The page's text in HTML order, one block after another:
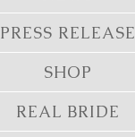
PRESS RELEASE
SHOP
REAL BRIDE